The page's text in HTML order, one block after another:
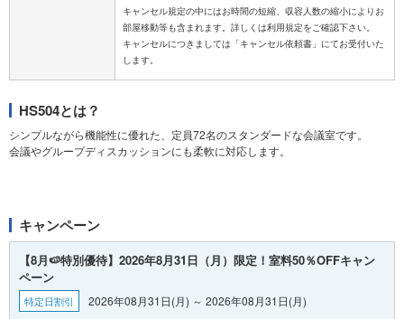
キャンセル規定の中にはお時間の短縮、収容人数の縮小によりお
部屋移動等も含まれます。詳しくは利用規定をご確認下さい。
キャンセルにつきましては「キャンセル依頼書」にてお受付いた
HS504とは？
シンプルながら機能性に優れた、定員72名のスタンダードな会議室です。
会議やグループディスカッションにも柔軟に対応します。
キャンペーン
【8月🍉特別優待】2026年8月31日（月）限定！室料50％OFFキャン
ペーン
特定日割引 2026年08月31日(月) ～ 2026年08月31日(月)